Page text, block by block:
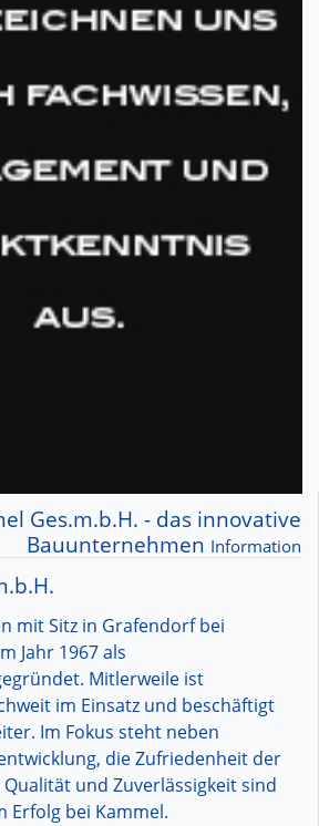
Ges.m.b.H. - das innovative
Bauunternehmen Information
mit Sitz in Grafendorf bei
Jahr 1967 als
Mitlerweile ist
im Einsatz und beschäftigt
Im Fokus steht neben
die Zufriedenheit der
und Zuverlässigkeit sind
Erfolg bei Kammel.